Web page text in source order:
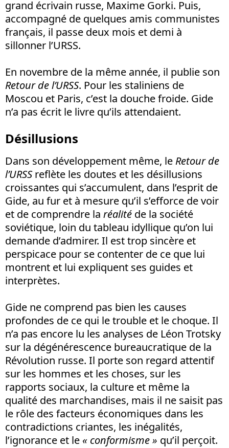
grand écrivain russe, Maxime Gorki. Puis,
accompagné de quelques amis communistes
français, il passe deux mois et demi à
sillonner l’URSS.
En novembre de la même année, il publie son
Retour de l’URSS. Pour les staliniens de
Moscou et Paris, c’est la douche froide. Gide
n’a pas écrit le livre qu’ils attendaient.
Désillusions
Dans son développement même, le Retour de
l’URSSreflète les doutes et les désillusions
croissantes qui s’accumulent, dans l’esprit de
Gide, au fur et à mesure qu’il s’efforce de voir
et de comprendre la réalité de la société
soviétique, loin du tableau idyllique qu’on lui
demande d’admirer. Il est trop sincère et
perspicace pour se contenter de ce que lui
montrent et lui expliquent ses guides et
interprètes.
Gide ne comprend pas bien les causes
profondes de ce qui le trouble et le choque. Il
n’a pas encore lu les analyses de Léon Trotsky
sur la dégénérescence bureaucratique de la
Révolution russe. Il porte son regard attentif
sur les hommes et les choses, sur les
rapports sociaux, la culture et même la
qualité des marchandises, mais il ne saisit pas
le rôle des facteurs économiques dans les
contradictions criantes, les inégalités,
l’ignorance et le « conformisme » qu’il perçoit.